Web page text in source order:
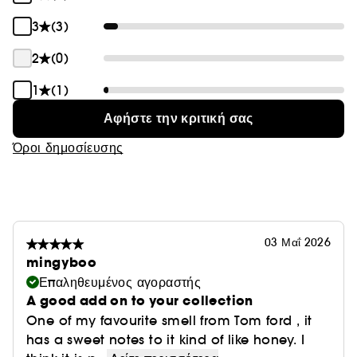
3
(3)
2
(0)
1
(1)
Αφήστε την κριτική σας
Όροι δημοσίευσης
03 Μαΐ 2026
mingyboo
Επαληθευμένος αγοραστής
A good add on to your collection
One of my favourite smell from Tom ford , it
has a sweet notes to it kind of like honey. I